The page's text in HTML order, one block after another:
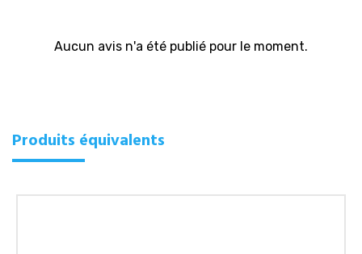
Aucun avis n'a été publié pour le moment.
Produits équivalents